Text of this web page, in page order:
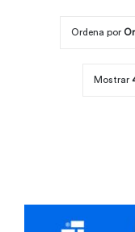
Ordena por
Mostrar